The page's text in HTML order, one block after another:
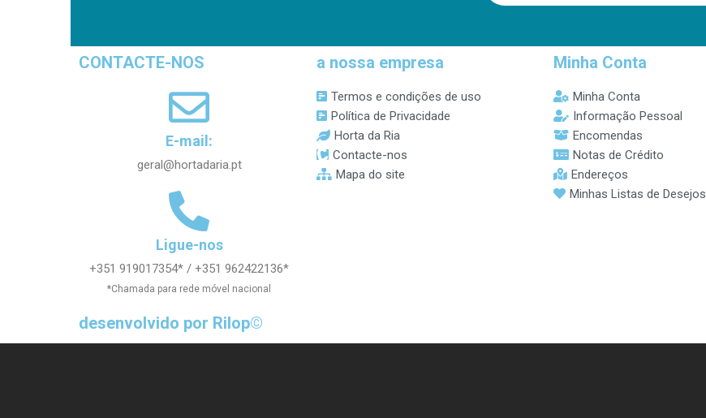
CONTACTE-NOS
E-mail:
geral@hortadaria.pt
Ligue-nos
+351 919017354* / +351 962422136*
*Chamada para rede móvel nacional
a nossa empresa
Termos e condições de uso
Política de Privacidade
Horta da Ria
Contacte-nos
Mapa do site
Minha Conta
Minha Conta
Informação Pessoal
Encomendas
Notas de Crédito
Endereços
Minhas Listas de Desejos
desenvolvido por Rilop©